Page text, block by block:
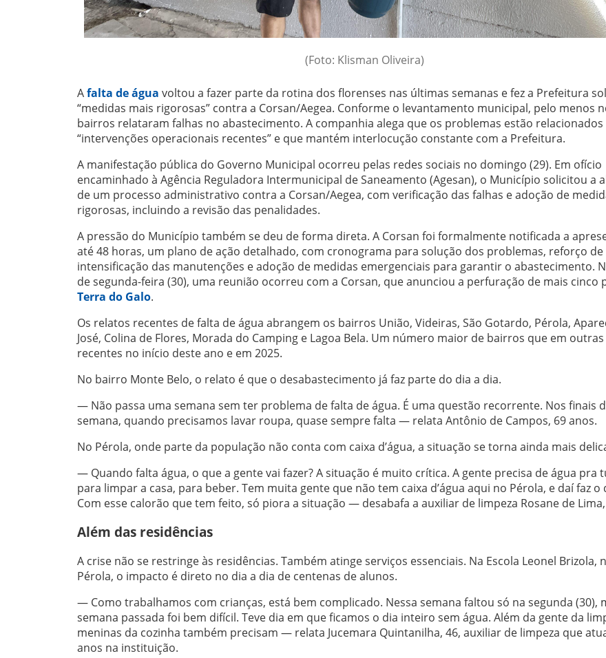
(Foto: Klisman Oliveira)
Afalta de água voltou a fazer parte da rotina dos florenses nas últimas semanas e fez a Prefeitura
“medidas mais rigorosas” contra a Corsan/Aegea. Conforme o levantamento municipal, pelo menos
bairros relataram falhas no abastecimento. A companhia alega que os problemas estão relacionados
“intervenções operacionais recentes” e que mantém interlocução constante com a Prefeitura.
A manifestação pública do Governo Municipal ocorreu pelas redes sociais no domingo (29). Em ofício
encaminhado à Agência Reguladora Intermunicipal de Saneamento (Agesan), o Município solicitou a
de um processo administrativo contra a Corsan/Aegea, com verificação das falhas e adoção de
rigorosas, incluindo a revisão das penalidades.
A pressão do Município também se deu de forma direta. A Corsan foi formalmente notificada a
até 48 horas, um plano de ação detalhado, com cronograma para solução dos problemas, reforço de
intensificação das manutenções e adoção de medidas emergenciais para garantir o abastecimento.
de segunda-feira (30), uma reunião ocorreu com a Corsan, que anunciou a perfuração de mais cinco
Terra do Galo.
Os relatos recentes de falta de água abrangem os bairros União, Videiras, São Gotardo, Pérola,
José, Colina de Flores, Morada do Camping e Lagoa Bela. Um número maior de bairros que em
recentes no início deste ano e em 2025.
No bairro Monte Belo, o relato é que o desabastecimento já faz parte do dia a dia.
— Não passa uma semana sem ter problema de falta de água. É uma questão recorrente. Nos finais
semana, quando precisamos lavar roupa, quase sempre falta — relata Antônio de Campos, 69 anos.
No Pérola, onde parte da população não conta com caixa d’água, a situação se torna ainda mais
— Quando falta água, o que a gente vai fazer? A situação é muito crítica. A gente precisa de água pra
para limpar a casa, para beber. Tem muita gente que não tem caixa d’água aqui no Pérola, e daí faz o
Com esse calorão que tem feito, só piora a situação — desabafa a auxiliar de limpeza Rosane de
Além das residências
A crise não se restringe às residências. Também atinge serviços essenciais. Na Escola Leonel Brizola,
Pérola, o impacto é direto no dia a dia de centenas de alunos.
— Como trabalhamos com crianças, está bem complicado. Nessa semana faltou só na segunda (30),
semana passada foi bem difícil. Teve dia em que ficamos o dia inteiro sem água. Além da gente da
meninas da cozinha também precisam — relata Jucemara Quintanilha, 46, auxiliar de limpeza que
anos na instituição.